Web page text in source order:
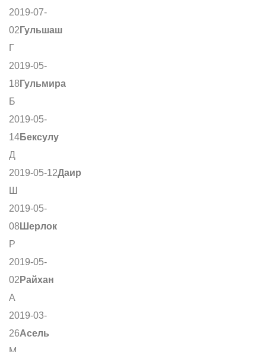
2019-07-
02 Гульшаш
Г
2019-05-
18 Гульмира
Б
2019-05-
14Бексулу
Д
2019-05-12Даир
Ш
2019-05-
08 Шерлок
Р
2019-05-
02 Райхан
А
2019-03-
26Асель